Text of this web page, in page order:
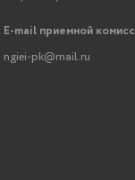
E-mail приемной
ngiei-pk@mail.ru